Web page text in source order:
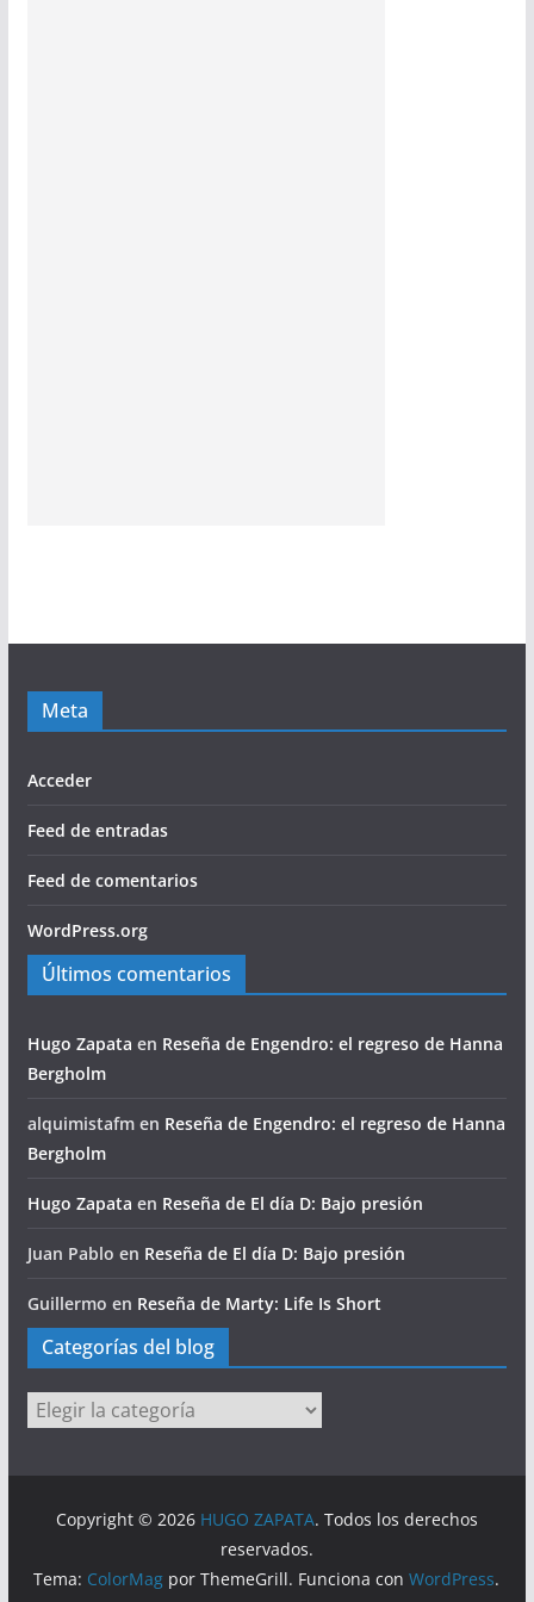
Meta
Acceder
Feed de entradas
Feed de comentarios
WordPress.org
Últimos comentarios
Hugo Zapata en Reseña de Engendro: el regreso de Hanna
Bergholm
alquimistafmen Reseña de Engendro: el regreso de Hanna
Bergholm
Hugo Zapata en Reseña de El día D: Bajo presión
Juan Pablo en Reseña de El día D: Bajo presión
Guillermo en Reseña de Marty: Life Is Short
Categorías del blog
Categorías
Copyright © 2026 HUGO ZAPATA. Todos los derechos
reservados.
Tema: ColorMag por ThemeGrill. Funciona conWordPress.